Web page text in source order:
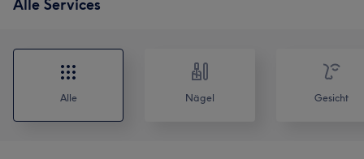
Alle Services
Alle Nägel Gesicht